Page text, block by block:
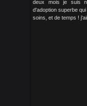
deux mois je suis
d'adoption superbe
soins, et de temps !